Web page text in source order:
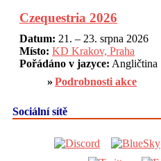
Czequestria 2026
Datum: 21. – 23. srpna 2026
Místo: KD Krakov, Praha
Pořádáno v jazyce: Angličtina
Podrobnosti akce
Sociální sítě